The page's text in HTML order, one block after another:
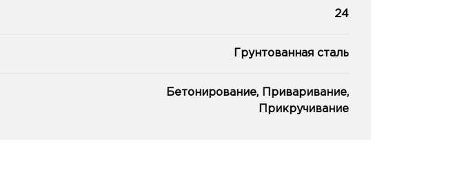
24
Грунтованная сталь
Бетонирование, Приваривание,
Прикручивание